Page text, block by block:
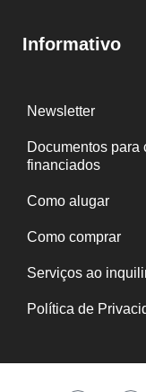
Informativo
Newsletter
Documentos para
financiados
Como alugar
Como comprar
Serviços ao
Política de